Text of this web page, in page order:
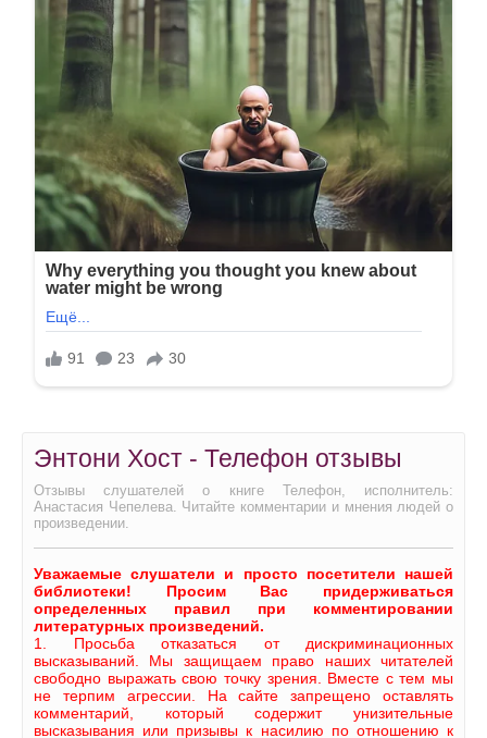
Энтони Хост - Телефон отзывы
Отзывы слушателей о книге Телефон, исполнитель:
Анастасия Чепелева. Читайте комментарии и мнения людей о
произведении.
Уважаемые слушатели и просто посетители нашей
библиотеки! Просим Вас придерживаться
определенных правил при комментировании
литературных произведений.
1. Просьба отказаться от дискриминационных
высказываний. Мы защищаем право наших читателей
свободно выражать свою точку зрения. Вместе с тем мы
не терпим агрессии. На сайте запрещено оставлять
комментарий, который содержит унизительные
высказывания или призывы к насилию по отношению к